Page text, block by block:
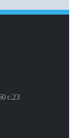
с.23